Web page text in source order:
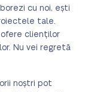
cu noi, ești
tale.
ofere clienților
Nu vei regretă
noștri pot